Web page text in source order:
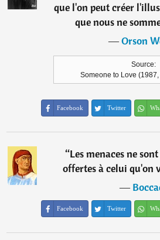
que l'on peut créer
que nous ne
―Orson
Source:
Someone to Love
Facebook Twitter
“Les menaces ne
offertes à celui qu'on
―
Facebook Twitter